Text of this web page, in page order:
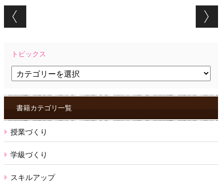
Post navigation
トピックス
ク
ス書籍カテゴリ一覧
授業づくり
学級づくり
スキルアップ